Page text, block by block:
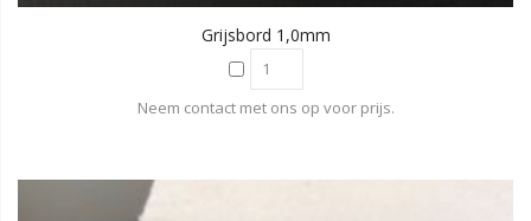
Grijsbord 1,0mm
Neem contact met ons op voor prijs.